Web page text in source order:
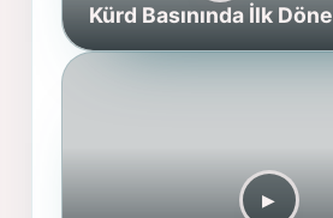
Kürd Basınında İlk
▶︎